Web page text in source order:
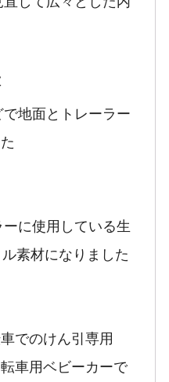
地面とトレーラー
に使用している生
素材になりました
でのけん引専用
車用ベビーカーで